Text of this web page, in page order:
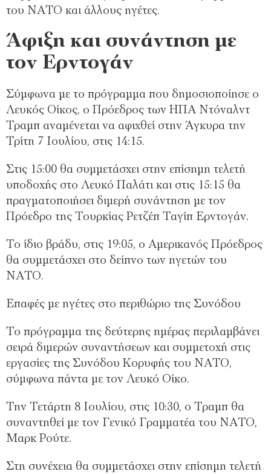
του ΝΑΤΟ και άλλους ηγέτες.
Άφιξη και συνάντηση με
τον Ερντογάν
Σύμφωνα με το πρόγραμμα που δημοσιοποίησε ο
Λευκός Οίκος, ο Πρόεδρος των ΗΠΑ Ντόναλντ
Τραμπ αναμένεται να αφιχθεί στην Άγκυρα την
Τρίτη 7 Ιουλίου, στις 14:15.
Στις 15:00 θα συμμετάσχει στην επίσημη τελετή
υποδοχής στο Λευκό Παλάτι και στις 15:15 θα
πραγματοποιήσει διμερή συνάντηση με τον
Πρόεδρο της Τουρκίας Ρετζέπ Ταγίπ Ερντογάν.
Το ίδιο βράδυ, στις 19:05, ο Αμερικανός Πρόεδρος
θα συμμετάσχει στο δείπνο των ηγετών του
ΝΑΤΟ.
Επαφές με ηγέτες στο περιθώριο της Συνόδου
Το πρόγραμμα της δεύτερης ημέρας περιλαμβάνει
σειρά διμερών συναντήσεων και συμμετοχή στις
εργασίες της Συνόδου Κορυφής του ΝΑΤΟ,
σύμφωνα πάντα με τον Λευκό Οίκο.
Την Τετάρτη 8 Ιουλίου, στις 10:30, ο Τραμπ θα
συναντηθεί με τον Γενικό Γραμματέα του ΝΑΤΟ,
Μαρκ Ρούτε.
Στη συνέχεια θα συμμετάσχει στην επίσημη τελετή